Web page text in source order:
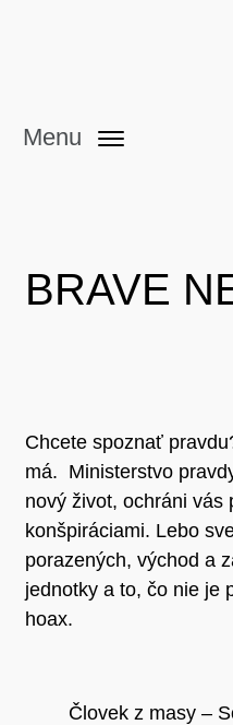
Menu
BRAVE
Chcete spoznať
má. Ministerstvo
nový život, ochráni vás
konšpiráciami. Lebo
porazených, východ a
jednotky a to, čo nie je
hoax.
Človek z masy –